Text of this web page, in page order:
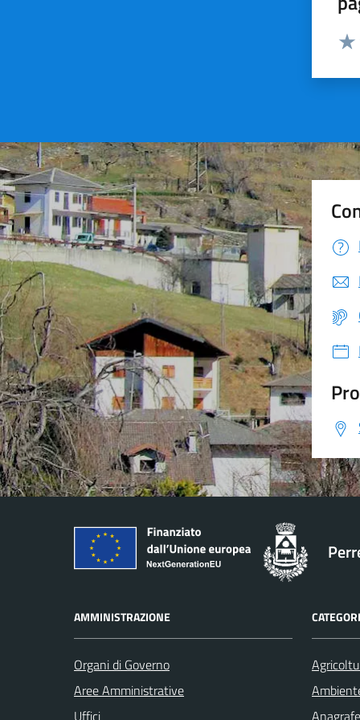
AMMINISTRAZIONE
Organi di Governo
Aree Amministrative
Uffici